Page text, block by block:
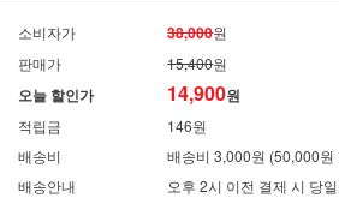
소비자가 38,000원
판매가
15,400원
오늘 할인가 14,900원
적립금
146원
배송비
배송비 3,000원 (50,000원
배송안내
오후 2시 이전 결제 시 당